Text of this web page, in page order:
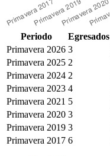
Periodo Egresados
Primavera 2026 3
Primavera 2025 2
Primavera 2024 2
Primavera 2023 4
Primavera 2021 5
Primavera 2020 3
Primavera 2019 3
Primavera 2017 6